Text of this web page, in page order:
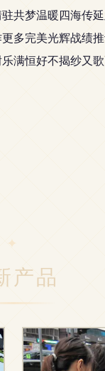
共梦温暖四海传
多完美光辉战绩
满恒好不揭纱又
产品